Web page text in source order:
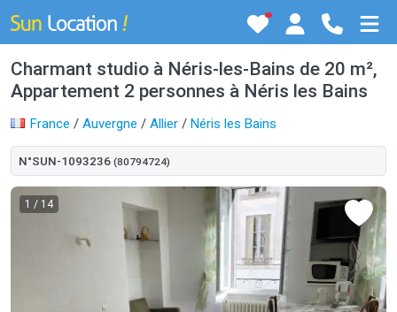
Charmant studio à Néris-les-Bains de 20 m²,
Appartement 2 personnes à Néris les Bains
France / Auvergne / Allier / Néris les Bains
N°SUN-1093236 (80794724)
1 / 14